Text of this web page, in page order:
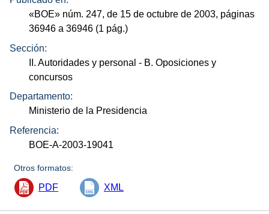
«BOE» núm. 247, de 15 de octubre de 2003, páginas
36946 a 36946 (1 pág.)
Sección:
II. Autoridades y personal - B. Oposiciones y
concursos
Departamento:
Ministerio de la Presidencia
Referencia:
BOE-A-2003-19041
Otros formatos:
PDF XML